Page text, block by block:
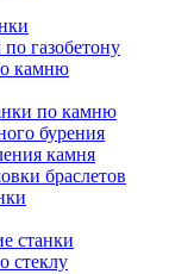
газобетону
камню
по камню
бурения
камня
браслетов
станки
стеклу